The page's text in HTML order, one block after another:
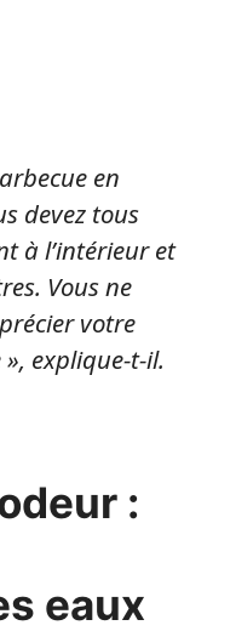
en
devez tous
à l’intérieur et
Vous ne
votre
», explique-t-il.
:
eaux